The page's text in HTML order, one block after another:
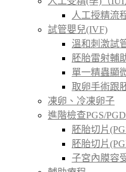
人工授精流
試管嬰兒(IVF)
溫和刺激試
胚胎雷射輔
單一精蟲顯
取卵手術跟
凍卵、冷凍卵子
進階檢查PGS/
胚胎切片
胚胎切片
子宮內膜容